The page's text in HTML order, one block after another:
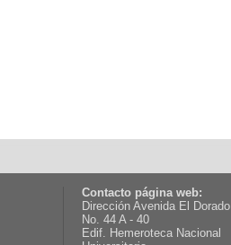
Contacto página web:
Dirección Avenida El Dorado
No. 44 A - 40
Edif. Hemeroteca Nacional